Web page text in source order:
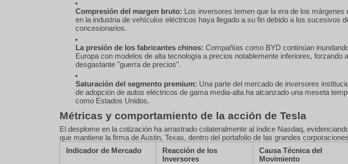
Compresión del margen bruto: Los inversores temen que la era de los márgenes
en la industria de vehículos eléctricos haya llegado a su fin debido a los sucesivos
concesionarios.
La presión de los fabricantes chinos: Compañías como BYD continúan
Europa con modelos de alta tecnología a precios notablemente inferiores, forzando
desgastante "guerra de precios".
Saturación del segmento premium: Una parte del mercado de inversores
de adopción de autos eléctricos de gama media-alta ha alcanzado una meseta
como Estados Unidos.
Métricas y comportamiento de la acción de Tesla
El desplome en la cotización ha arrastrado colateralmente al índice Nasdaq,
que mantiene la firma de Austin, Texas, dentro del portafolio de las grandes
Indicador de Mercado
Reacción de los
Inversores
Causa Técnica del
Movimiento